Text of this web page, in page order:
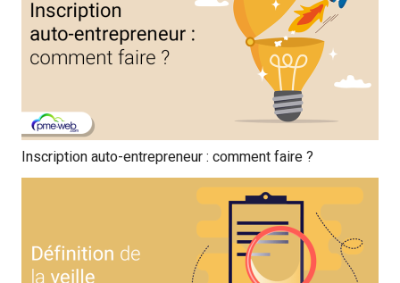
Inscription auto-entrepreneur : comment faire ?